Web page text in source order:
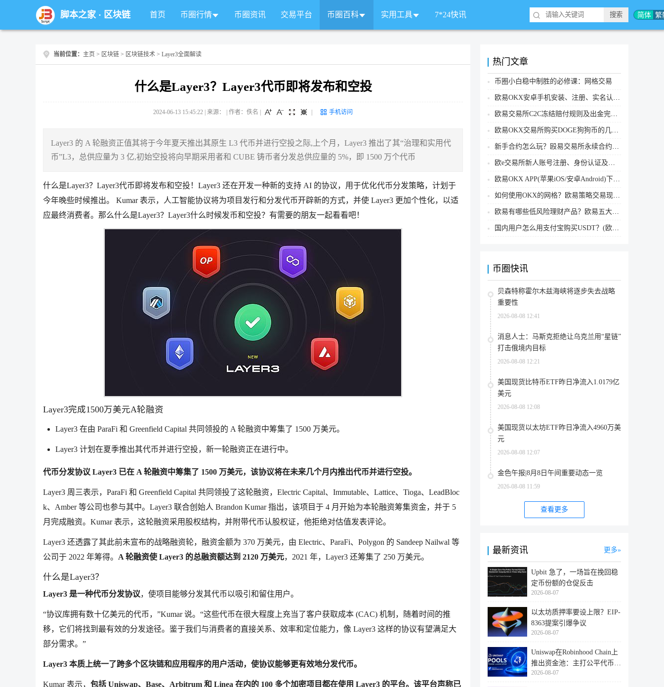
简体 繁
脚本之家· 区块链 首页 币圈行情 币圈资讯 交易平台 币圈百科 实用工具 7*24快讯
当前位置： 主页 > 区块链 > 区块链技术 > Layer3全面解读
什么是Layer3？Layer3代币即将发布和空投
2024-06-13 15:45:22 | 来源： | 作者：佚名 手机访问
Layer3 的 A 轮融资正值其将于今年夏天推出其原生 L3 代币并进行空投之际,上个月，Layer3 推出了其“治理和实用代
币”L3，总供应量为 3 亿,初始空投将向早期采用者和 CUBE 铸币者分发总供应量的 5%，即 1500 万个代币
什么是Layer3？Layer3代币即将发布和空投！Layer3 还在开发一种新的支持 AI 的协议，用于优化代币分发策略，计划于
今年晚些时候推出。 Kumar 表示，人工智能协议将为项目发行和分发代币开辟新的方式，并使 Layer3 更加个性化，以适
应最终消费者。那么什么是Layer3？Layer3什么时候发币和空投？有需要的朋友一起看看吧！
Layer3完成1500万美元A轮融资
Layer3 在由 ParaFi 和 Greenfield Capital 共同领投的 A 轮融资中筹集了 1500 万美元。
Layer3 计划在夏季推出其代币并进行空投，新一轮融资正在进行中。
代币分发协议 Layer3 已在 A 轮融资中筹集了 1500 万美元，该协议将在未来几个月内推出代币并进行空投。
Layer3 周三表示，ParaFi 和 Greenfield Capital 共同领投了这轮融资，Electric Capital、Immutable、Lattice、Tioga、LeadBloc
k、Amber 等公司也参与其中。Layer3 联合创始人 Brandon Kumar 指出，该项目于 4 月开始为本轮融资筹集资金，并于 5
月完成融资。Kumar 表示，这轮融资采用股权结构，并附带代币认股权证，他拒绝对估值发表评论。
Layer3 还透露了其此前未宣布的战略融资轮，融资金额为 370 万美元，由 Electric、ParaFi、Polygon 的 Sandeep Nailwal 等
公司于 2022 年筹得。 A 轮融资使 Layer3 的总融资额达到 2120 万美元，2021 年，Layer3 还筹集了 250 万美元。
什么是Layer3？
Layer3 是一种代币分发协议，使项目能够分发其代币以吸引和留住用户。
“协议库拥有数十亿美元的代币，”Kumar 说。“这些代币在很大程度上充当了客户获取成本 (CAC) 机制，随着时间的推
移，它们将找到最有效的分发途径。鉴于我们与消费者的直接关系、效率和定位能力，像 Layer3 这样的协议有望满足大
部分需求。”
Layer3 本质上统一了跨多个区块链和应用程序的用户活动，使协议能够更有效地分发代币。
Kumar 表示， 包括 Uniswap、Base、Arbitrum 和 Linea 在内的 100 多个加密项目都在使用 Layer3 的平台。该平台声称已
热门文章
币圈小白稳中制胜的必修课：网格交易
欧易OKX安卓手机安装、注册、实名认证、买币转账新手实操教程
欧易交易所C2C冻结赔付规则及出金完整流程
欧易OKX交易所购买DOGE狗狗币的几个方式汇总
新手合约怎么玩？殴易交易所永续合约操作步骤教程(APP/Web端)
欧e交易所新人账号注册、身份认证及安全设置教程
欧易OKX APP(苹果iOS/安卓Android)下载图文教程
如何使用OKX的网格？欧易策略交易现货网格新手操作流程
欧易有哪些低风险理财产品？欧易五大低风险理财产品详细介绍
国内用户怎么用支付宝购买USDT？(欧易交易所为例)
币圈快讯
贝森特称霍尔木兹海峡将逐步失去战略
重要性
2026-08-08 12:41
消息人士：马斯克拒绝让乌克兰用“星链”
打击俄境内目标
2026-08-08 12:21
美国现货比特币ETF昨日净流入1.0179亿
美元
2026-08-08 12:08
美国现货以太坊ETF昨日净流入4960万美
元
2026-08-08 12:07
金色午报|8月8日午间重要动态一览
2026-08-08 11:59
查看更多
最新资讯 更多
Upbit 急了，一场旨在挽回稳
定币份额的仓促反击
2026-08-07
以太坊质押率要设上限？EIP-
8363提案引爆争议
2026-08-07
Uniswap在Robinhood Chain上
推出资金池：主打公平代币发
行
2026-08-07